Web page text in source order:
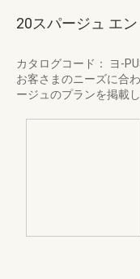
20スパージュ エ
カタログコード： ヨ-
お客さまのニーズに合
ージュのプランを掲載し